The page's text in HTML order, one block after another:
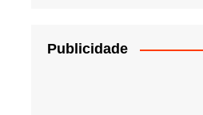
Publicidade